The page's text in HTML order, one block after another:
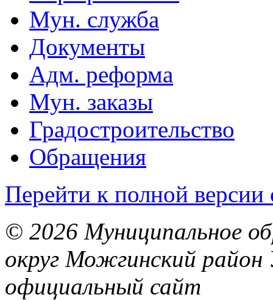
Мун. служба
Документы
Адм. реформа
Мун. заказы
Градостроительство
Обращения
Перейти к полной версии
© 2026 Муниципальное
округ Можгинский район
официальный сайт